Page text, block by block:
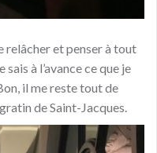
relâcher et penser à tout
à l’avance ce que je
il me reste tout de
de Saint-Jacques.